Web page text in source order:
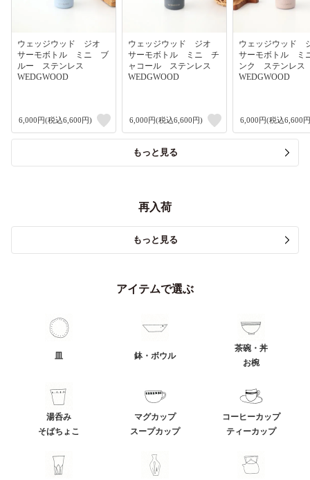
ウェッジウッド ジオ
サーモボトル ミニ ブ
ルー ステンレス
WEDGWOOD
6,000円(税込6,600円)
ウェッジウッド ジオ
サーモボトル ミニ チ
ャコール ステンレス
WEDGWOOD
6,000円(税込6,600円)
ウェッジウッド
サーモボトル
ンク ステンレ
WEDGWOOD
6,000円(税込6,600
もっと見る
再入荷
もっと見る
アイテムで選ぶ
皿 鉢・ボウル
茶碗・丼
お椀
湯呑み
そばちょこ
マグカップ
スープカップ
コーヒーカップ
ティーカップ